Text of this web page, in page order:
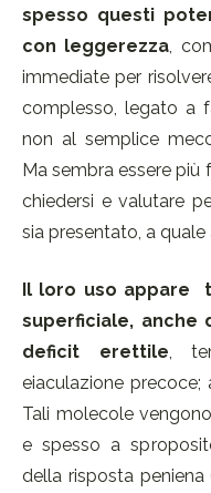
spesso questi
con leggerezza,
immediate per
complesso, legato a
non al semplice
Ma sembra essere
chiedersi e valutare
sia presentato, a
Il loro uso appare
superficiale, anche
deficit erettile,
eiaculazione
Tali molecole
e spesso a
della risposta peniena